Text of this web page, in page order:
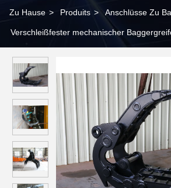
Zu Hause > Produits > Anschlüsse Zu
Verschleißfester mechanischer